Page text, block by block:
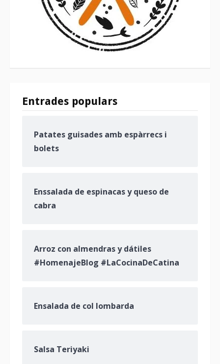
Entrades populars
Patates guisades amb espàrrecs i
bolets
Enssalada de espinacas y queso de
cabra
Arroz con almendras y dátiles
#HomenajeBlog #LaCocinaDeCatina
Ensalada de col lombarda
Salsa Teriyaki